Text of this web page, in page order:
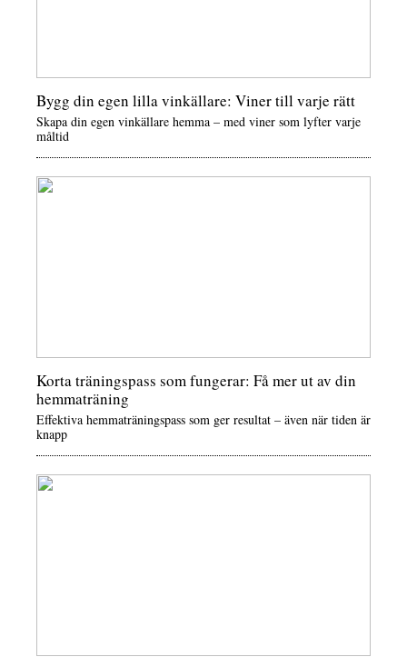
Bygg din egen lilla vinkällare: Viner till varje rätt
Skapa din egen vinkällare hemma – med viner som lyfter varje
måltid
Korta träningspass som fungerar: Få mer ut av din
hemmaträning
Effektiva hemmaträningspass som ger resultat – även när tiden är
knapp